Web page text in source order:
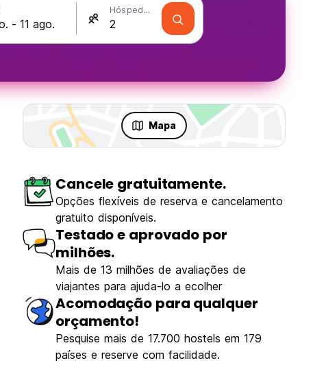
Hóspedes
Mapa
Cancele gratuitamente.
Opções flexíveis de reserva e cancelamento
gratuito disponíveis.
Testado e aprovado por
milhões.
Mais de 13 milhões de avaliações de
viajantes para ajuda-lo a ecolher
Acomodação para qualquer
orçamento!
Pesquise mais de 17.700 hostels em 179
países e reserve com facilidade.